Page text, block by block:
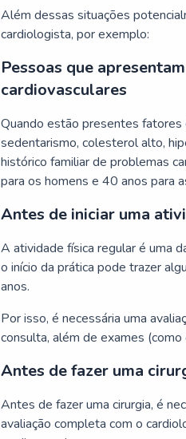
Além dessas situações
cardiologista, por exemplo:
Pessoas que
cardiovasculares
Quando estão presentes fatores
sedentarismo, colesterol alto,
histórico familiar de problemas
para os homens e 40 anos para
Antes de iniciar uma
A atividade física regular é uma
o início da prática pode trazer
anos.
Por isso, é necessária uma
consulta, além de exames
Antes de fazer uma
Antes de fazer uma cirurgia, é
avaliação completa com o